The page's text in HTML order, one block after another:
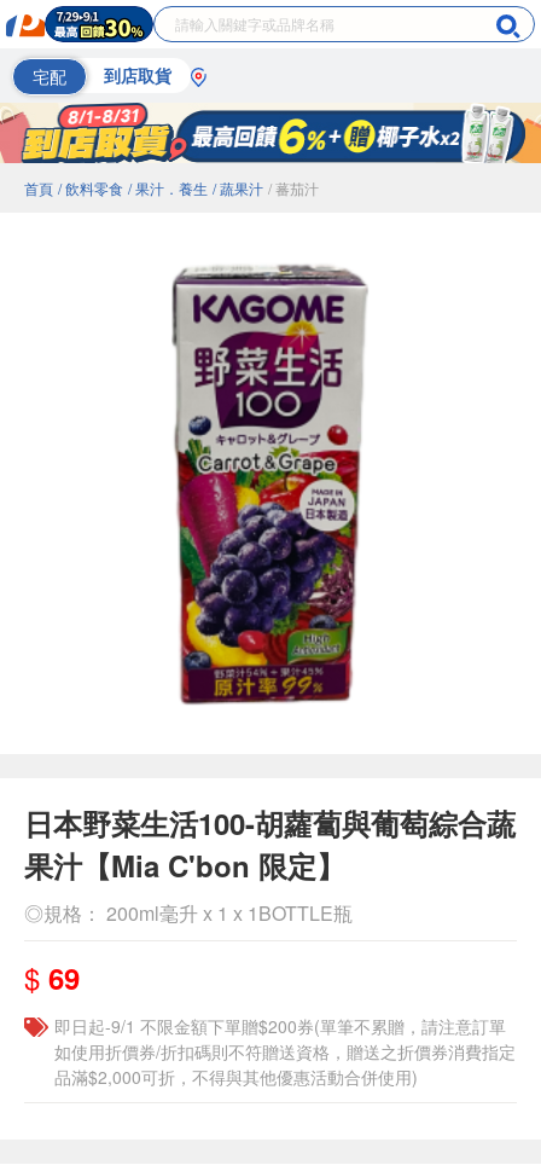
宅配 到店取貨
首頁 / 飲料零食 / 果汁．養生 / 蔬果汁 / 蕃茄汁
日本野菜生活100-胡蘿蔔與葡萄綜合蔬
果汁【Mia C'bon 限定】
◎規格： 200ml毫升 x 1 x 1BOTTLE瓶
$ 69
即日起-9/1 不限金額下單贈$200券(單筆不累贈，請注意訂單
如使用折價券/折扣碼則不符贈送資格，贈送之折價券消費指定
品滿$2,000可折，不得與其他優惠活動合併使用)